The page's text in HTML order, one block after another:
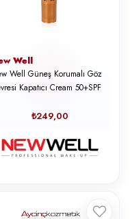
Well
Well Güneş Korumalı Göz
Kapatıcı Cream 50+SPF
₺249,00